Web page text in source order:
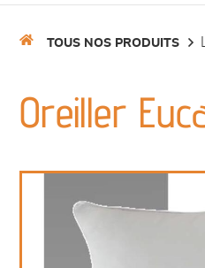
TOUS NOS PRODUITS
Oreiller